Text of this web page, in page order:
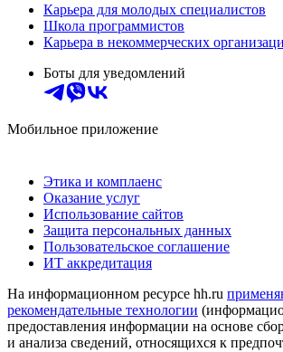
Карьера для молодых специалистов
Школа программистов
Карьера в некоммерческих
Боты для уведомлений
Мобильное приложение
Этика и комплаенс
Оказание услуг
Использование сайтов
Защита персональных данных
Пользовательское соглашение
ИТ аккредитация
На информационном ресурсе hh.ru
рекомендательные технологии
предоставления информации на основе
и анализа сведений, относящихся к